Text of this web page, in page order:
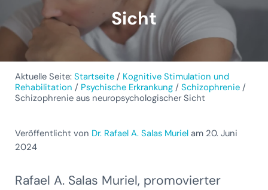
Sicht
Aktuelle Seite: Startseite / Kognitive Stimulation und
Rehabilitation / Psychische Erkrankung / Schizophrenie /
Schizophrenie aus neuropsychologischer Sicht
Veröffentlicht von Dr. Rafael A. Salas Murielam 20. Juni
2024
Rafael A. Salas Muriel, promovierter